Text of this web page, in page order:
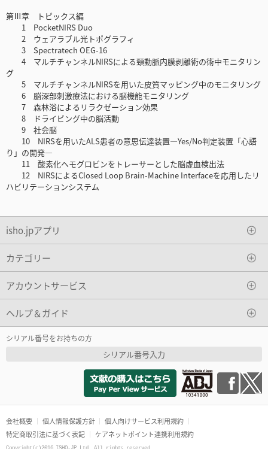
第Ⅲ章 トピックス編
1 PocketNIRS Duo
2 ウェアラブル光トポグラフィ
3 Spectratech OEG-16
4 マルチチャンネルNIRSによる頸動脈内膜剥離術の術中モニタリン
グ
5 マルチチャンネルNIRSを用いた皮質マッピング中のモニタリング
6 脳深部刺激療法における脳機能モニタリング
7 森林浴によるリラクゼーション効果
8 ドライビング中の脳活動
9 社会脳
10 NIRSを用いたALS患者の意思伝達装置―Yes/No判定装置「心語
り」の開発―
11 酸素化ヘモグロビンをトレーサーとした脳虚血検出法
12 NIRSによるClosed Loop Brain-Machine Interfaceを応用したリ
ハビリテーションシステム
isho.jpアプリ
カテゴリー
アカウントサービス
ヘルプ＆ガイド
シリアル番号をお持ちの方
シリアル番号入力
会社概要 個人情報保護方針
個人向けサービス利用規約
特定商取引法に基づく表記
ケアネットポイント連携利用規約